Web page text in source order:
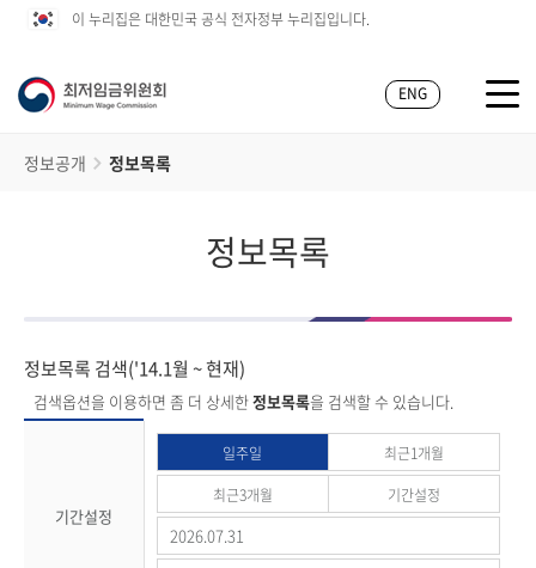
이 누리집은 대한민국 공식 전자정부 누리집입니다.
ENG
정보공개 정보목록
정보목록
정보목록 검색('14.1월 ~ 현재)
검색옵션을 이용하면 좀 더 상세한정보목록을 검색할 수 있습니다.
기간설정
일주일
최근1개월
최근3개월
기간설정